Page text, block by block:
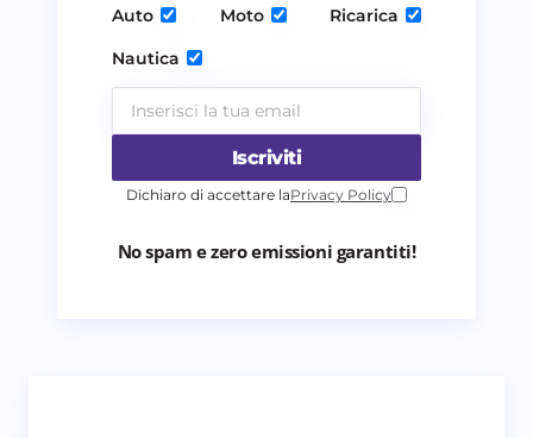
Invia commento
Auto Moto
Ricarica
Nautica
Iscriviti
Dichiaro di accettare laPrivacy Policy
No spam e zero emissioni garantiti!